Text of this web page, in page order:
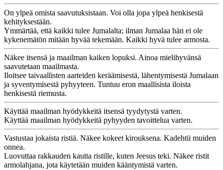
On ylpeä omista saavutuksistaan. Voi olla jopa ylpeä henkisestä
kehityksestään.
Ymmärtää, että kaikki tulee Jumalalta; ilman Jumalaa hän ei ole
kykenemätön mitään hyvää tekemään. Kaikki hyvä tulee armosta.
Näkee itsensä ja maailman kaiken lopuksi. Ainoa mielihyvänsä
saavutetaan maailmasta.
Iloitsee taivaallisten aarteiden keräämisestä, lähentymisestä Jumalaan
ja syventymisestä pyhyyteen. Tuntuu eron maallisista iloista
henkisestä riemusta.
Käyttää maailman hyödykkeitä itsensä tyydytystä varten.
Käyttää maailman hyödykkeitä pyhyyden tavoittelua varten.
Vastustaa jokaista ristiä. Näkee kokeet kirouksena. Kadehtii muiden
onnea.
Luovuttaa rakkauden kautta ristille, kuten Jeesus teki. Näkee ristit
armolahjana, jota käytetään muiden kääntymistä varten.